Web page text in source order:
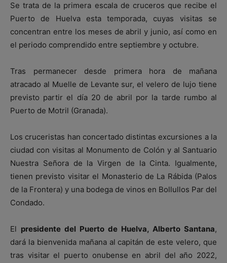
Se trata de la primera escala de cruceros que recibe el
Puerto de Huelva esta temporada, cuyas visitas se
concentran entre los meses de abril y junio, así como en
el periodo comprendido entre septiembre y octubre.
Tras permanecer desde primera hora de mañana
atracado al Muelle de Levante sur, el velero de lujo tiene
previsto partir el día 20 de abril por la tarde rumbo al
Puerto de Motril (Granada).
Los cruceristas han concertado distintas excursiones a la
ciudad con visitas al Monumento de Colón y al Santuario
Nuestra Señora de la Virgen de la Cinta. Igualmente,
tienen previsto visitar el Monasterio de La Rábida (Palos
de la Frontera) y una bodega de vinos en Bollullos Par del
Condado.
El presidente del Puerto de Huelva, Alberto Santana,
dará la bienvenida mañana al capitán de este velero, que
tras visitar el puerto onubense en abril del año 2022,